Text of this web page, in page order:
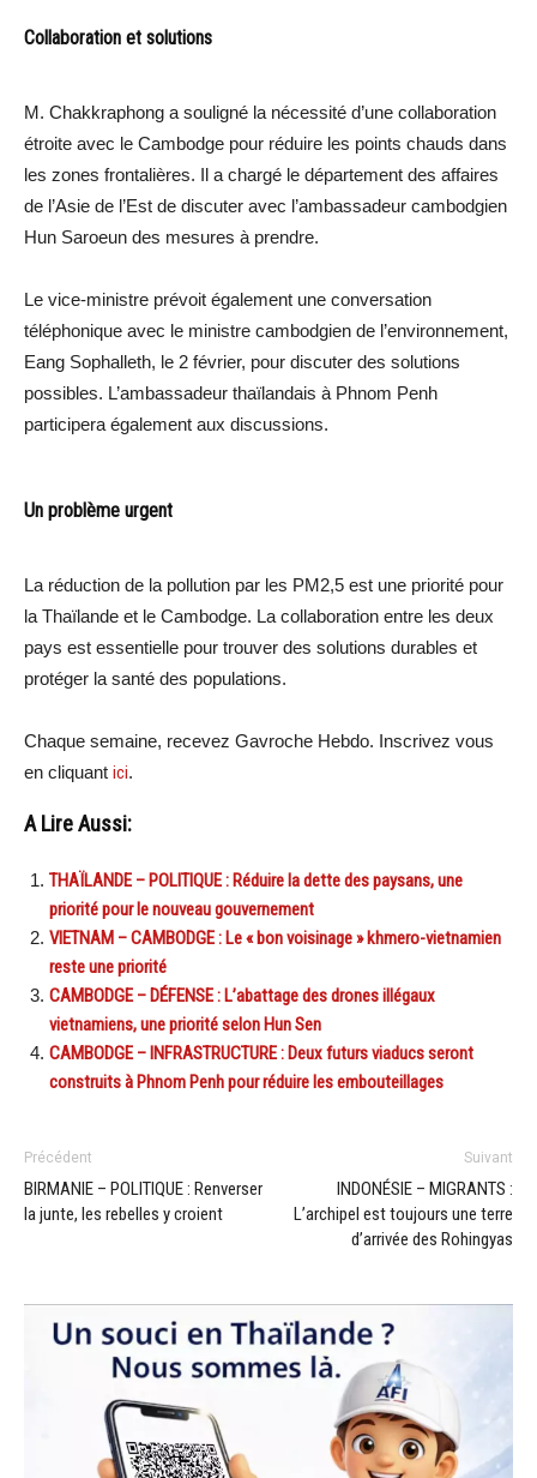
Collaboration et solutions
M. Chakkraphong a souligné la nécessité d’une collaboration
étroite avec le Cambodge pour réduire les points chauds dans
les zones frontalières. Il a chargé le département des affaires
de l’Asie de l’Est de discuter avec l’ambassadeur cambodgien
Hun Saroeun des mesures à prendre.
Le vice-ministre prévoit également une conversation
téléphonique avec le ministre cambodgien de l’environnement,
Eang Sophalleth, le 2 février, pour discuter des solutions
possibles. L’ambassadeur thaïlandais à Phnom Penh
participera également aux discussions.
Un problème urgent
La réduction de la pollution par les PM2,5 est une priorité pour
la Thaïlande et le Cambodge. La collaboration entre les deux
pays est essentielle pour trouver des solutions durables et
protéger la santé des populations.
Chaque semaine, recevez Gavroche Hebdo. Inscrivez vous
en cliquant ici.
A Lire Aussi:
THAÏLANDE – POLITIQUE : Réduire la dette des paysans, une
priorité pour le nouveau gouvernement
VIETNAM – CAMBODGE : Le « bon voisinage » khmero-vietnamien
reste une priorité
CAMBODGE – DÉFENSE : L’abattage des drones illégaux
vietnamiens, une priorité selon Hun Sen
CAMBODGE – INFRASTRUCTURE : Deux futurs viaducs seront
construits à Phnom Penh pour réduire les embouteillages
Précédent
BIRMANIE – POLITIQUE : Renverser
la junte, les rebelles y croient
Suivant
INDONÉSIE – MIGRANTS :
L’archipel est toujours une terre
d’arrivée des Rohingyas